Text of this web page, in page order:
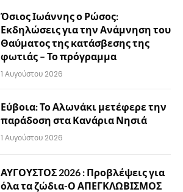
Όσιος Ιωάννης ο Ρώσος:
Εκδηλώσεις για την Ανάμνηση του
Θαύματος της κατάσβεσης της
φωτιάς – Το πρόγραμμα
1 Αυγούστου 2026
Εύβοια: Το Αλωνάκι μετέφερε την
παράδοση στα Κανάρια Νησιά
1 Αυγούστου 2026
ΑΥΓΟΥΣΤΟΣ 2026 : Προβλέψεις για
όλα τα ζώδια-Ο ΑΠΕΓΚΛΩΒΙΣΜΟΣ